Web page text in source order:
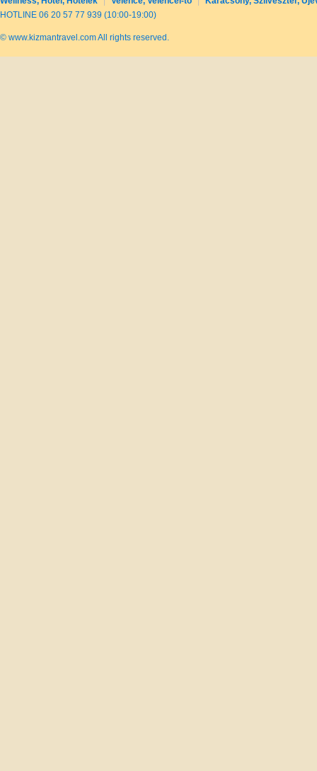
HOTLINE 06 20 57 77 939 (10:00-19:00)
© www.kizmantravel.com All rights reserved.